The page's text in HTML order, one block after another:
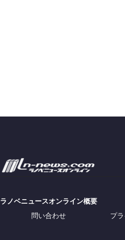
ラノベニュースオンライン概要
問い合わせ プ